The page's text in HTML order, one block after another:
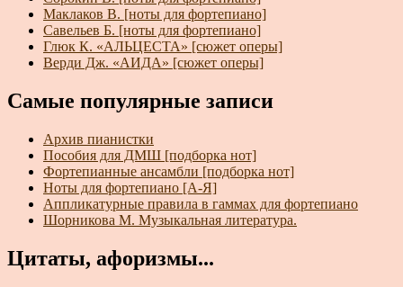
Маклаков В. [ноты для фортепиано]
Савельев Б. [ноты для фортепиано]
Глюк К. «АЛЬЦЕСТА» [сюжет оперы]
Верди Дж. «АИДА» [сюжет оперы]
Самые популярные записи
Архив пианистки
Пособия для ДМШ [подборка нот]
Фортепианные ансамбли [подборка нот]
Ноты для фортепиано [А-Я]
Аппликатурные правила в гаммах для фортепиано
Шорникова М. Музыкальная литература.
Цитаты, афоризмы...